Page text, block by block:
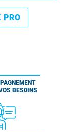
PRO
BESOINS